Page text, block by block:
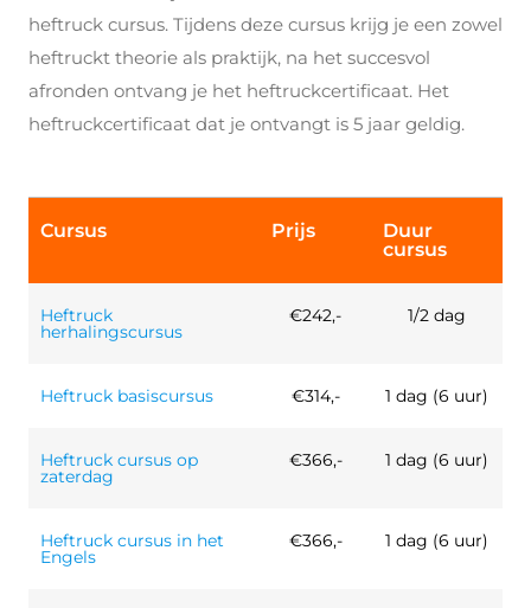
heftruck cursus. Tijdens deze cursus krijg je een zowel
heftruckt theorie als praktijk, na het succesvol
afronden ontvang je het heftruckcertificaat. Het
heftruckcertificaat dat je ontvangt is 5 jaar geldig.
Cursus Prijs
Duur
cursus
Heftruck
herhalingscursus
€242,- 1/2 dag
Heftruck basiscursus €314,- 1 dag (6 uur)
Heftruck cursus op
zaterdag
€366,- 1 dag (6 uur)
Heftruck cursus in het
Engels
€366,- 1 dag (6 uur)